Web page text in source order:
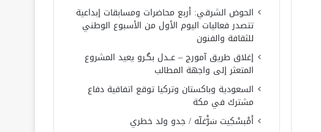
الحوض الشرقي: أربع محاضرات ومسابقات إبداعية
تتصدر فعاليات اليوم الأول من الأسبوع الوطني
للثقافة والفنون
إغلاق طريق آمورج – عــدل بگـرو يعيد المشروع
المتعثر إلى واجهة المطالب
السعودية وباكستان وتركيا توقع اتفاقية دفاع
مشترك في مكة
أَمْبسْكِيت سَرّْغلّه / جدو ولد خطري